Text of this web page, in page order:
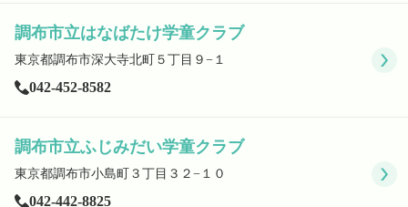
調布市立はなばたけ学童クラブ
東京都調布市深大寺北町５丁目９−１
042-452-8582
調布市立ふじみだい学童クラブ
東京都調布市小島町３丁目３２−１０
042-442-8825